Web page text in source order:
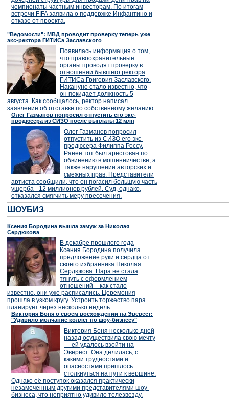
чемпионаты частным инвесторам. По итогам
встречи FIFA заявила о поддержке Инфантино и
отказе от проекта.
"Ведомости": МВД проводит проверку теперь уже
экс-ректора ГИТИСа Заславского
Появилась информация о том,
что правоохранительные
органы проводят проверку в
отношении бывшего ректора
ГИТИСа Григория Заславского.
Накануне стало известно, что
он покидает должность 5
августа. Как сообщалось, ректор написал
заявление об отставке по собственному желанию.
Олег Газманов попросил отпустить его экс-
продюсера из СИЗО после выплаты 12 млн
Олег Газманов попросил
отпустить из СИЗО его экс-
продюсера Филиппа Россу.
Ранее тот был арестован по
обвинению в мошенничестве, а
также нарушении авторских и
смежных прав. Представители
артиста сообщили, что он погасил большую часть
ущерба - 12 миллионов рублей. Суд, однако,
отказался смягчить меру пресечения.
ШОУБИЗ
Ксения Бородина вышла замуж за Николая
Сердюкова
В декабре прошлого года
Ксения Бородина получила
предложение руки и сердца от
своего избранника Николая
Сердюкова. Пара не стала
тянуть с оформлением
отношений – как стало
известно, они уже расписались. Церемония
прошла в узком кругу. Устроить торжество пара
планирует через несколько недель.
Виктория Боня о своем восхождении на Эверест:
"Удивило молчание коллег по шоу-бизнесу"
Виктория Боня несколько дней
назад осуществила свою мечту
— ей удалось взойти на
Эверест. Она делилась, с
какими трудностями и
опасностями пришлось
столкнуться на пути к вершине.
Однако её поступок оказался практически
незамеченным другими представителями шоу-
бизнеса, что неприятно удивило телезвезду.